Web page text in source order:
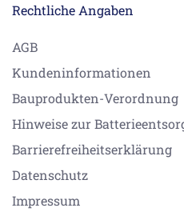
Rechtliche Angaben
AGB
Kundeninformationen
Bauprodukten-Verordnung
Hinweise zur
Barrierefreiheitserklärung
Datenschutz
Impressum